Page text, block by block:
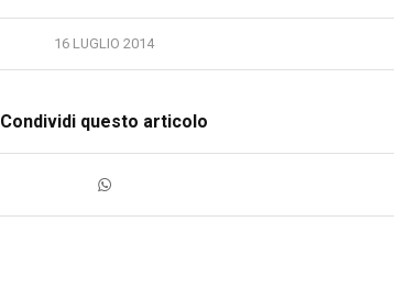
16 LUGLIO 2014
Condividi questo articolo